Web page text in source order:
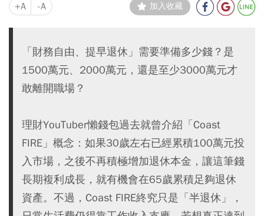
+A -A 加入收藏
「財務自由、提早退休」需要準備多少錢？是
1500萬元、2000萬元，還是至少3000萬元才
敢離開職場？
理財YouTuber懶錢包過去就曾介紹「Coast
FIRE」概念：如果30歲左右已經累積100萬元投
入市場，之後不再積極增加退休本金，讓這筆錢
長期複利成長，就有機會在65歲累積足夠退休
資產。不過，Coast FIRE終究只是「半退休」，